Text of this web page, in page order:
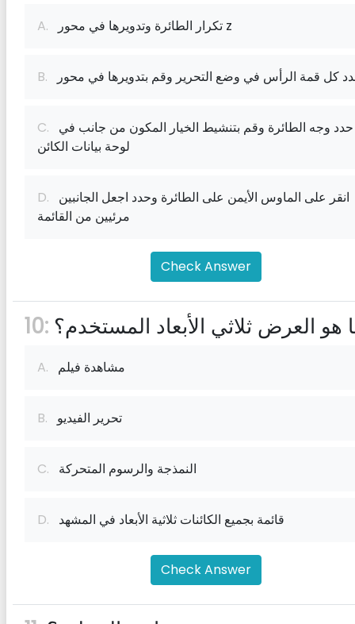
A. تكرار الطائرة وتدويرها في محور z
B.
C.
لوحة بيانات الكائن
D.
مرئيين من القائمة
Check Answer
10: هو العرض ثلاثي الأبعاد المستخدم؟
A. مشاهدة فيلم
B. تحرير الفيديو
C. النمذجة والرسوم المتحركة
D. قائمة بجميع الكائنات ثلاثية الأبعاد في المشهد
Check Answer